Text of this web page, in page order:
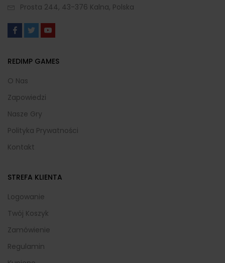
Prosta 244, 43-376 Kalna, Polska
REDIMP GAMES
O Nas
Zapowiedzi
Nasze Gry
Polityka Prywatności
Kontakt
STREFA KLIENTA
Logowanie
Twój Koszyk
Zamówienie
Regulamin